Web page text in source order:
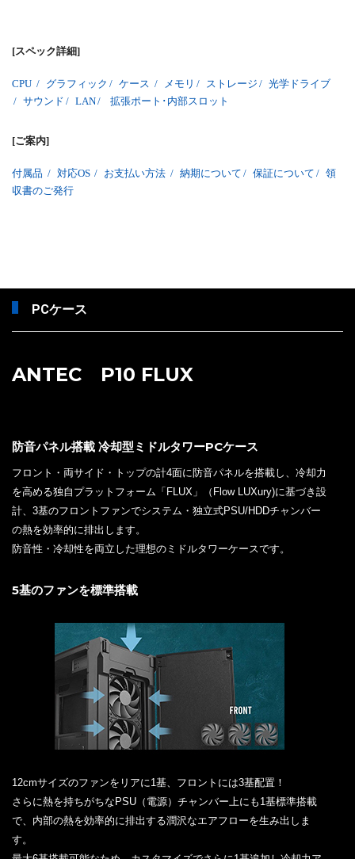
[スペック詳細]
CPU / グラフィック / ケース / メモリ / ストレージ / 光学ドライブ
/ サウンド / LAN/ 拡張ポート･内部スロット
[ご案内]
付属品 / 対応OS / お支払い方法 / 納期について / 保証について / 領
収書のご発行
PCケース
ANTEC P10 FLUX
防音パネル搭載 冷却型ミドルタワーPCケース
フロント・両サイド・トップの計4面に防音パネルを搭載し、冷却力
を高める独自プラットフォーム「FLUX」（Flow LUXury)に基づき設
計、3基のフロントファンでシステム・独立式PSU/HDDチャンバー
の熱を効率的に排出します。
防音性・冷却性を両立した理想のミドルタワーケースです。
5基のファンを標準搭載
12cmサイズのファンをリアに1基、フロントには3基配置！
さらに熱を持ちがちなPSU（電源）チャンバー上にも1基標準搭載
で、内部の熱を効率的に排出する潤沢なエアフローを生み出しま
す。